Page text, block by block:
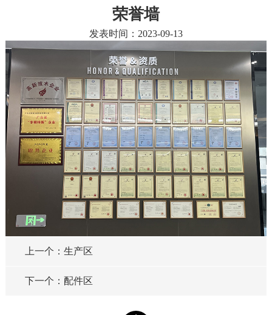
荣誉墙
发表时间：2023-09-13
上一个：生产区
下一个：配件区